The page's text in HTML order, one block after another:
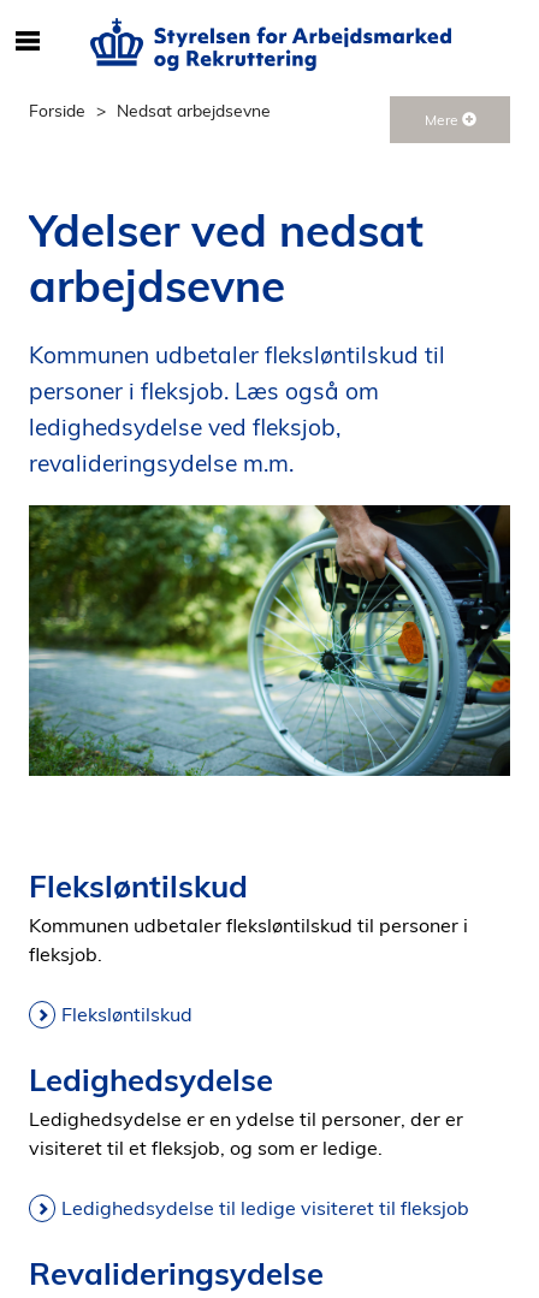
e
r
i
n
h
o
l
p
å
s
i
e
n
Forside Nedsat arbejdsevne Mere
Ydelser ved nedsat
arbejdsevne
Kommunen udbetaler fleksløntilskud til
personer i fleksjob. Læs også om
ledighedsydelse ved fleksjob,
revalideringsydelse m.m.
Fleksløntilskud
Kommunen udbetaler fleksløntilskud til personer i
fleksjob.
Fleksløntilskud
Ledighedsydelse
Ledighedsydelse er en ydelse til personer, der er
visiteret til et fleksjob, og som er ledige.
Ledighedsydelse til ledige visiteret til fleksjob
Revalideringsydelse